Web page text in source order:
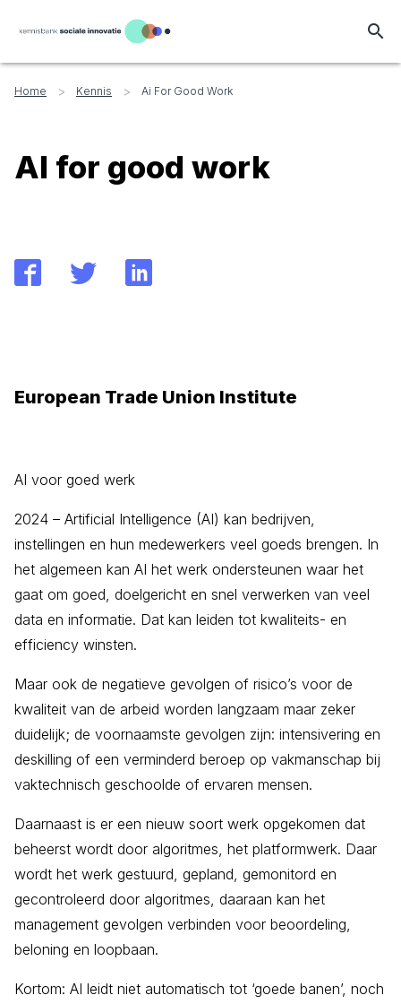
search
Home > Kennis > Ai For Good Work
AI for good work
European Trade Union Institute
AI voor goed werk
2024 – Artificial Intelligence (AI) kan bedrijven,
instellingen en hun medewerkers veel goeds brengen. In
het algemeen kan AI het werk ondersteunen waar het
gaat om goed, doelgericht en snel verwerken van veel
data en informatie. Dat kan leiden tot kwaliteits- en
efficiency winsten.
Maar ook de negatieve gevolgen of risico’s voor de
kwaliteit van de arbeid worden langzaam maar zeker
duidelijk; de voornaamste gevolgen zijn: intensivering en
deskilling of een verminderd beroep op vakmanschap bij
vaktechnisch geschoolde of ervaren mensen.
Daarnaast is er een nieuw soort werk opgekomen dat
beheerst wordt door algoritmes, het platformwerk. Daar
wordt het werk gestuurd, gepland, gemonitord en
gecontroleerd door algoritmes, daaraan kan het
management gevolgen verbinden voor beoordeling,
beloning en loopbaan.
Kortom: AI leidt niet automatisch tot ‘goede banen’, noch